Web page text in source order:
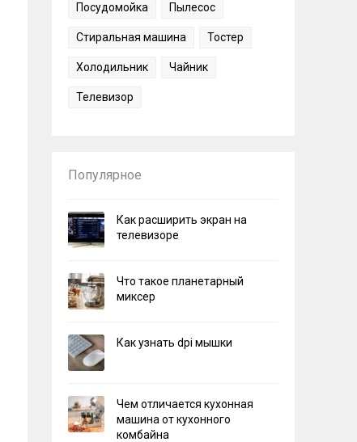
Посудомойка Пылесос
Стиральная машина Тостер
Холодильник Чайник
Телевизор
Популярное
Как расширить экран на
телевизоре
Что такое планетарный
миксер
Как узнать dpi мышки
Чем отличается кухонная
машина от кухонного
комбайна